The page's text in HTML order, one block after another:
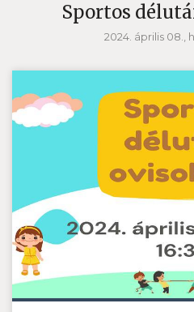
Sportos
2024. április 08.,